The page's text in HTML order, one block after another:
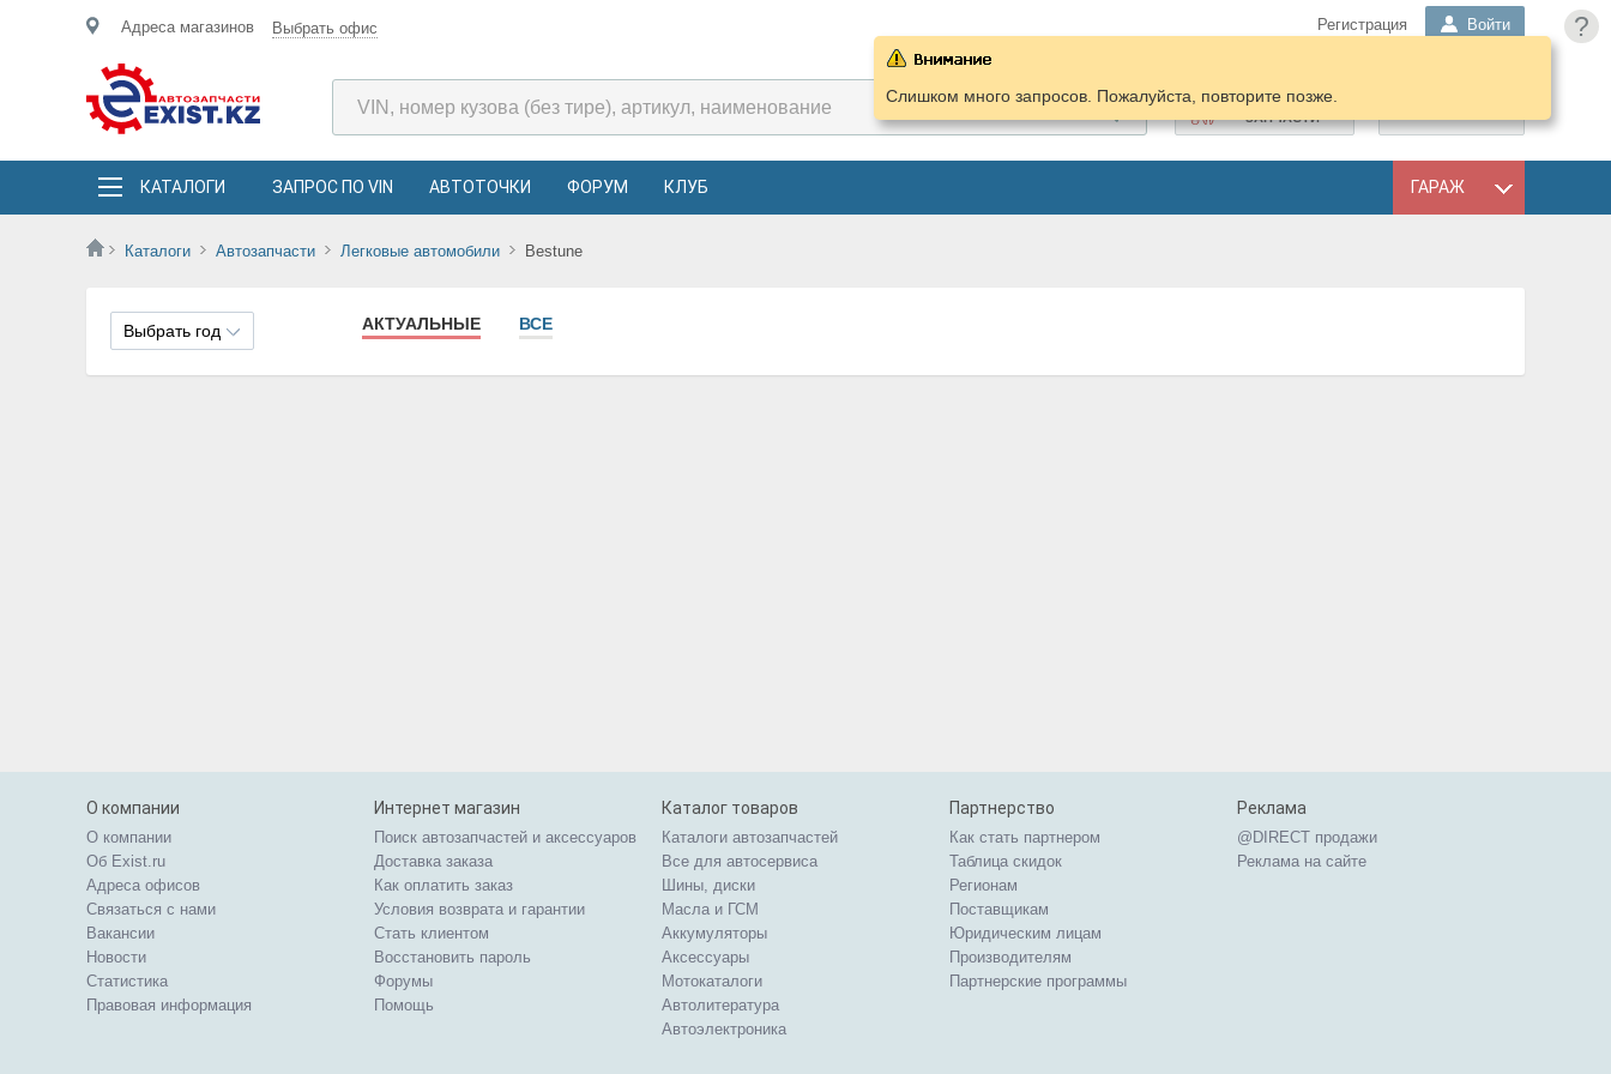
?
Адреса магазинов Выбрать офис Регистрация Войти
ПОДОБРАТЬ
ЗАПЧАСТИ
КАТАЛОГИ ЗАПРОС ПО VIN АВТОТОЧКИ ФОРУМ КЛУБ ГАРАЖ
Каталоги Автозапчасти Легковые автомобили Bestune
Слишком много запросов. Пожалуйста, повторите позже.
Выбрать год АКТУАЛЬНЫЕ ВСЕ
О компании
О компании
Об Exist.ru
Адреса офисов
Связаться с нами
Вакансии
Новости
Статистика
Правовая информация
Интернет магазин
Поиск автозапчастей и аксессуаров
Доставка заказа
Как оплатить заказ
Условия возврата и гарантии
Стать клиентом
Восстановить пароль
Форумы
Помощь
Каталог товаров
Каталоги автозапчастей
Все для автосервиса
Шины, диски
Масла и ГСМ
Аккумуляторы
Аксессуары
Мотокаталоги
Автолитература
Автоэлектроника
Партнерство
Как стать партнером
Таблица скидок
Регионам
Поставщикам
Юридическим лицам
Производителям
Партнерские программы
Реклама
@DIRECT продажи
Реклама на сайте